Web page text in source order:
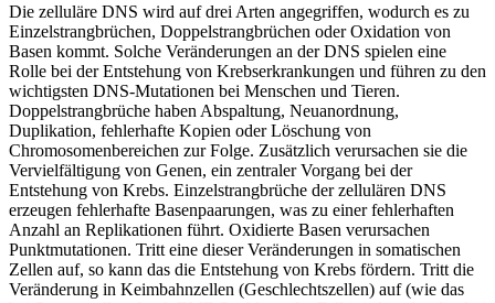
Die zelluläre DNS wird auf drei Arten angegriffen, wodurch es zu
Einzelstrangbrüchen, Doppelstrangbrüchen oder Oxidation von
Basen kommt. Solche Veränderungen an der DNS spielen eine
Rolle bei der Entstehung von Krebserkrankungen und führen zu den
wichtigsten DNS-Mutationen bei Menschen und Tieren.
Doppelstrangbrüche haben Abspaltung, Neuanordnung,
Duplikation, fehlerhafte Kopien oder Löschung von
Chromosomenbereichen zur Folge. Zusätzlich verursachen sie die
Vervielfältigung von Genen, ein zentraler Vorgang bei der
Entstehung von Krebs. Einzelstrangbrüche der zellulären DNS
erzeugen fehlerhafte Basenpaarungen, was zu einer fehlerhaften
Anzahl an Replikationen führt. Oxidierte Basen verursachen
Punktmutationen. Tritt eine dieser Veränderungen in somatischen
Zellen auf, so kann das die Entstehung von Krebs fördern. Tritt die
Veränderung in Keimbahnzellen (Geschlechtszellen) auf (wie das